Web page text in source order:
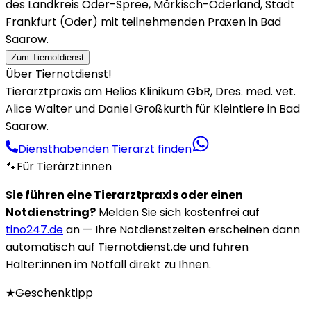
des Landkreis Oder-Spree, Märkisch-Oderland, Stadt
Frankfurt (Oder) mit teilnehmenden Praxen in Bad
Saarow.
Zum Tiernotdienst
Über Tiernotdienst!
Tierarztpraxis am Helios Klinikum GbR, Dres. med. vet.
Alice Walter und Daniel Großkurth für Kleintiere in Bad
Saarow.
Diensthabenden Tierarzt finden
🐾Für Tierärzt:innen
Sie führen eine Tierarztpraxis oder einen
Notdienstring? Melden Sie sich kostenfrei auf
tino247.dean — Ihre Notdienstzeiten erscheinen dann
automatisch auf Tiernotdienst.de und führen
Halter:innen im Notfall direkt zu Ihnen.
★Geschenktipp